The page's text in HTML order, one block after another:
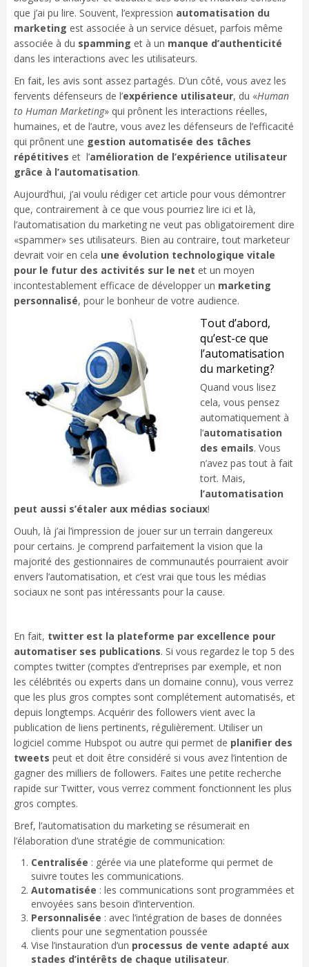
que j’ai pu lire. Souvent, l’expression automatisation du
marketing est associée à un service désuet, parfois même
associée à du spamming et à un manque d’authenticité
dans les interactions avec les utilisateurs.
En fait, les avis sont assez partagés. D’un côté, vous avez les
fervents défenseurs de l’expérience utilisateur, du «Human
to Human Marketing» qui prônent les interactions réelles,
humaines, et de l’autre, vous avez les défenseurs de l’efficacité
qui prônent une gestion automatisée des tâches
répétitives et l’amélioration de l’expérience utilisateur
grâce à l’automatisation.
Aujourd’hui, j’ai voulu rédiger cet article pour vous démontrer
que, contrairement à ce que vous pourriez lire ici et là,
l’automatisation du marketing ne veut pas obligatoirement dire
«spammer» ses utilisateurs. Bien au contraire, tout marketeur
devrait voir en cela une évolution technologique vitale
pour le futur des activités sur le net et un moyen
incontestablement efficace de développer un marketing
personnalisé, pour le bonheur de votre audience.
Tout d’abord,
qu’est-ce que
l’automatisation
du marketing?
Quand vous lisez
cela, vous pensez
automatiquement à
l’automatisation
des emails. Vous
n’avez pas tout à fait
tort. Mais,
l’automatisation
peut aussi s’étaler aux médias sociaux!
Ouuh, là j’ai l’impression de jouer sur un terrain dangereux
pour certains. Je comprend parfaitement la vision que la
majorité des gestionnaires de communautés pourraient avoir
envers l’automatisation, et c’est vrai que tous les médias
sociaux ne sont pas intéressants pour la cause.
En fait, twitter est la plateforme par excellence pour
automatiser ses publications. Si vous regardez le top 5 des
comptes twitter (comptes d’entreprises par exemple, et non
les célébrités ou experts dans un domaine connu), vous verrez
que les plus gros comptes sont complétement automatisés, et
depuis longtemps. Acquérir des followers vient avec la
publication de liens pertinents, régulièrement. Utiliser un
logiciel comme Hubspot ou autre qui permet de planifier des
tweets peut et doit être considéré si vous avez l’intention de
gagner des milliers de followers. Faites une petite recherche
rapide sur Twitter, vous verrez comment fonctionnent les plus
gros comptes.
Bref, l’automatisation du marketing se résumerait en
l’élaboration d’une stratégie de communication:
Centralisée : gérée via une plateforme qui permet de
suivre toutes les communications.
Automatisée : les communications sont programmées et
envoyées sans besoin d’intervention.
Personnalisée : avec l’intégration de bases de données
clients pour une segmentation poussée
Vise l’instauration d’un processus de vente adapté aux
stades d’intérêts de chaque utilisateur.